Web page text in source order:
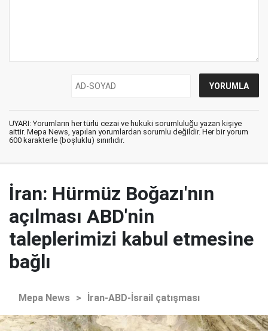
UYARI: Yorumların her türlü cezai ve hukuki sorumluluğu yazan kişiye
aittir. Mepa News, yapılan yorumlardan sorumlu değildir. Her bir yorum
600 karakterle (boşluklu) sınırlıdır.
İran: Hürmüz Boğazı'nın
açılması ABD'nin
taleplerimizi kabul etmesine
bağlı
Mepa News > İran-ABD-İsrail çatışması